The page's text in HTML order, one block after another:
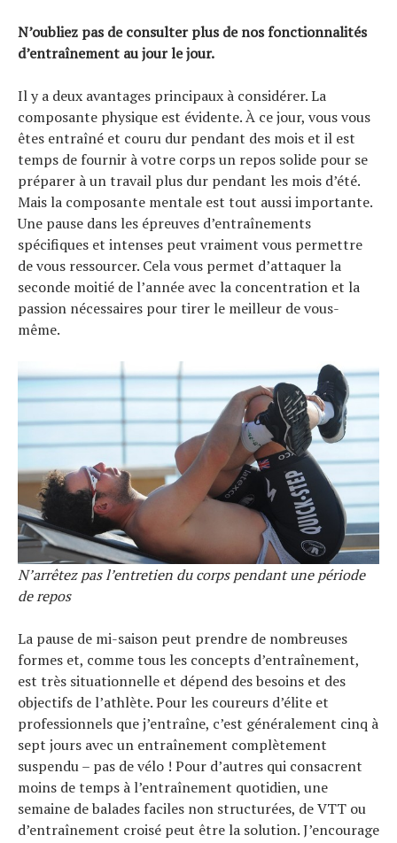
N’oubliez pas de consulter plus de nos fonctionnalités
d’entraînement au jour le jour.
Il y a deux avantages principaux à considérer. La
composante physique est évidente. À ce jour, vous vous
êtes entraîné et couru dur pendant des mois et il est
temps de fournir à votre corps un repos solide pour se
préparer à un travail plus dur pendant les mois d’été.
Mais la composante mentale est tout aussi importante.
Une pause dans les épreuves d’entraînements
spécifiques et intenses peut vraiment vous permettre
de vous ressourcer. Cela vous permet d’attaquer la
seconde moitié de l’année avec la concentration et la
passion nécessaires pour tirer le meilleur de vous-
même.
N’arrêtez pas l’entretien du corps pendant une période
de repos
La pause de mi-saison peut prendre de nombreuses
formes et, comme tous les concepts d’entraînement,
est très situationnelle et dépend des besoins et des
objectifs de l’athlète. Pour les coureurs d’élite et
professionnels que j’entraîne, c’est généralement cinq à
sept jours avec un entraînement complètement
suspendu – pas de vélo ! Pour d’autres qui consacrent
moins de temps à l’entraînement quotidien, une
semaine de balades faciles non structurées, de VTT ou
d’entraînement croisé peut être la solution. J’encourage